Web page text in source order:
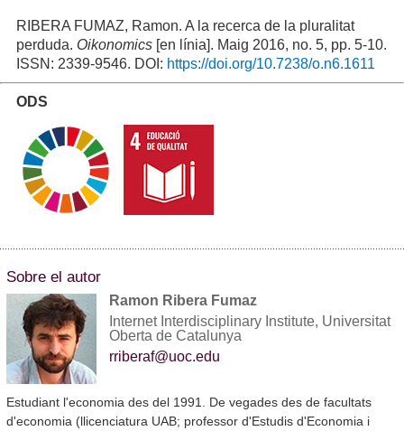
RIBERA FUMAZ, Ramon. A la recerca de la pluralitat
perduda. Oikonomics[en línia]. Maig 2016, no. 5, pp. 5-10.
ISSN: 2339-9546. DOI: https://doi.org/10.7238/o.n6.1611
ODS
Sobre el autor
Ramon Ribera Fumaz
Internet Interdisciplinary Institute, Universitat
Oberta de Catalunya
rriberaf@uoc.edu
Estudiant l'economia des del 1991. De vegades des de facultats
d'economia (llicenciatura UAB; professor d'Estudis d'Economia i